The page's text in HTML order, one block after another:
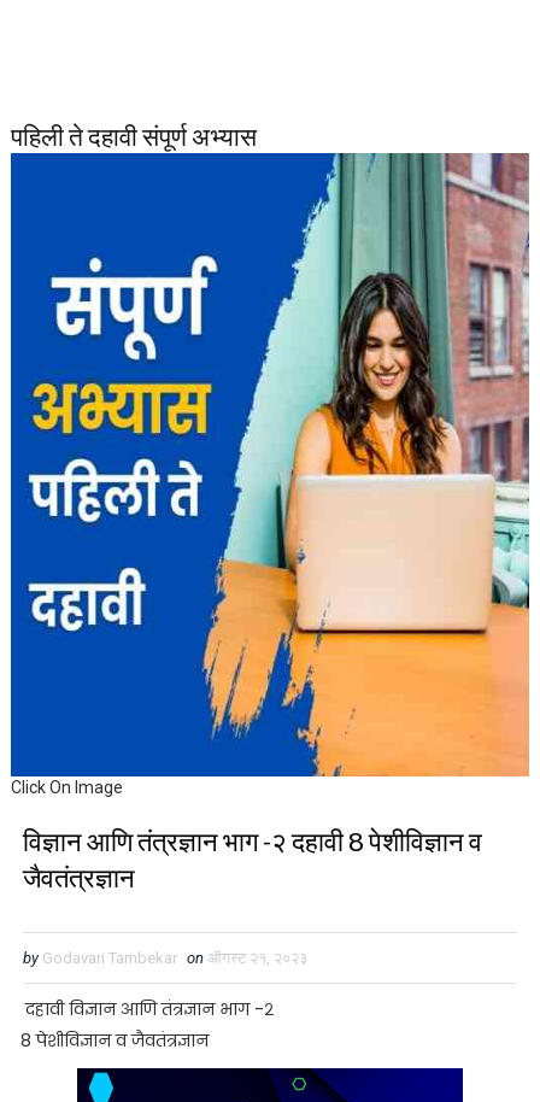
पहिली ते दहावी संपूर्ण अभ्यास
Click On Image
विज्ञान आणि तंत्रज्ञान भाग -२ दहावी 8 पेशीविज्ञान व
जैवतंत्रज्ञान
by Godavari Tambekar on ऑगस्ट २१, २०२३
दहावीविज्ञान आणि तंत्रज्ञान भाग -२
8 पेशीविज्ञान व जैवतंत्रज्ञान